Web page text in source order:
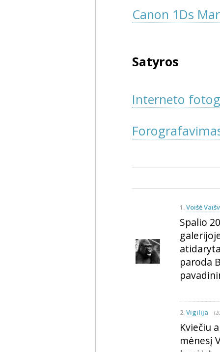
Canon 1Ds
Satyros
Interneto
1.Voišė
Spalio
paroda
2.Vigilija
Kviečiu
mėnesį